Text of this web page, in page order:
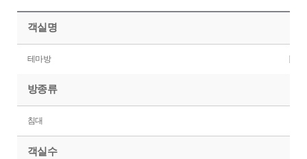
객실명
테마방
방종류
침대
객실수